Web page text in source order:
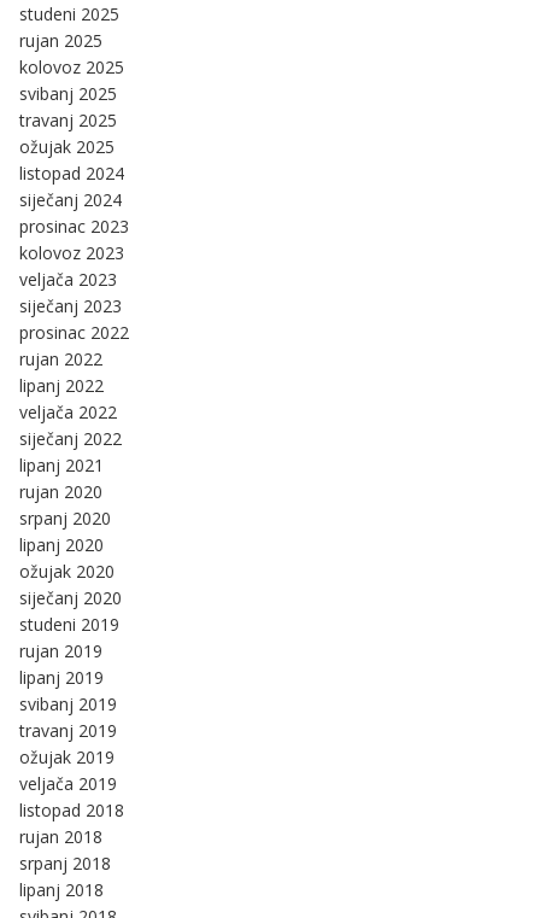
studeni 2025
rujan 2025
kolovoz 2025
svibanj 2025
travanj 2025
ožujak 2025
listopad 2024
siječanj 2024
prosinac 2023
kolovoz 2023
veljača 2023
siječanj 2023
prosinac 2022
rujan 2022
lipanj 2022
veljača 2022
siječanj 2022
lipanj 2021
rujan 2020
srpanj 2020
lipanj 2020
ožujak 2020
siječanj 2020
studeni 2019
rujan 2019
lipanj 2019
svibanj 2019
travanj 2019
ožujak 2019
veljača 2019
listopad 2018
rujan 2018
srpanj 2018
lipanj 2018